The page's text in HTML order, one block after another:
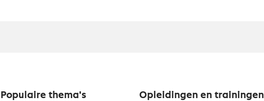
Populaire thema's Opleidingen en trainingen